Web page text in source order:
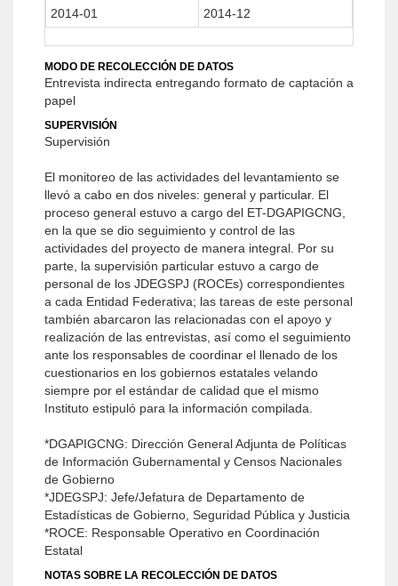
2014-01
2014-12
MODO DE RECOLECCIÓN DE DATOS
Entrevista indirecta entregando formato de captación a
papel
SUPERVISIÓN
Supervisión
El monitoreo de las actividades del levantamiento se
llevó a cabo en dos niveles: general y particular. El
proceso general estuvo a cargo del ET-DGAPIGCNG,
en la que se dio seguimiento y control de las
actividades del proyecto de manera integral. Por su
parte, la supervisión particular estuvo a cargo de
personal de los JDEGSPJ (ROCEs) correspondientes
a cada Entidad Federativa; las tareas de este personal
también abarcaron las relacionadas con el apoyo y
realización de las entrevistas, así como el seguimiento
ante los responsables de coordinar el llenado de los
cuestionarios en los gobiernos estatales velando
siempre por el estándar de calidad que el mismo
Instituto estipuló para la información compilada.
*DGAPIGCNG: Dirección General Adjunta de Políticas
de Información Gubernamental y Censos Nacionales
de Gobierno
*JDEGSPJ: Jefe/Jefatura de Departamento de
Estadísticas de Gobierno, Seguridad Pública y Justicia
*ROCE: Responsable Operativo en Coordinación
Estatal
NOTAS SOBRE LA RECOLECCIÓN DE DATOS